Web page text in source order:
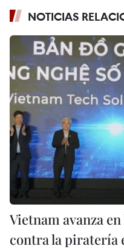
NOTICIAS
Vietnam avanza
contra la piratería